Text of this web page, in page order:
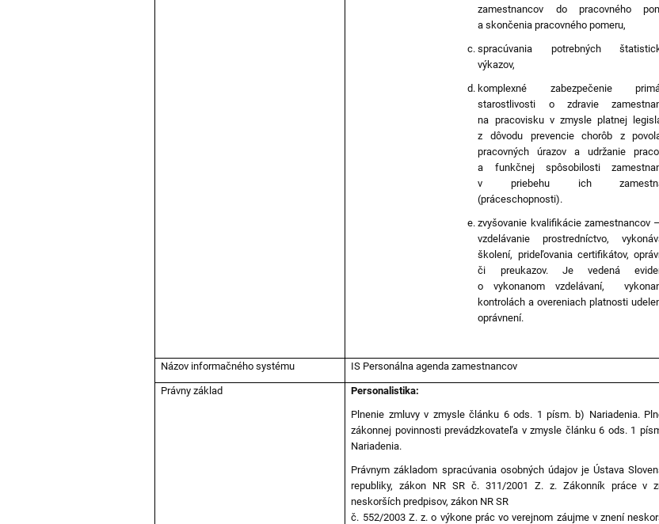
zamestnancov do pracovného
a skončenia pracovného pomeru,
spracúvania potrebných
výkazov,
komplexné zabezpečenie
starostlivosti o zdravie
na pracovisku v zmysle platnej
z dôvodu prevencie chorôb z
pracovných úrazov a udržanie
a funkčnej spôsobilosti
v priebehu ich
(práceschopnosti).
zvyšovanie kvalifikácie zamestnancov
vzdelávanie prostredníctvo,
školení, prideľovania certifikátov,
či preukazov. Je vedená
o vykonanom vzdelávaní,
kontrolách a overeniach platnosti
oprávnení.
Názov informačného systému IS Personálna agenda zamestnancov
Právny základ
Personalistika:
Plnenie zmluvy v zmysle článku 6 ods. 1 písm. b) Nariadenia.
zákonnej povinnosti prevádzkovateľa v zmysle článku 6 ods. 1
Nariadenia.
Právnym základom spracúvania osobných údajov je Ústava
republiky, zákon NR SR č. 311/2001 Z. z. Zákonník práce v
neskorších predpisov, zákon NR SR
č. 552/2003 Z. z. o výkone prác vo verejnom záujme v znení